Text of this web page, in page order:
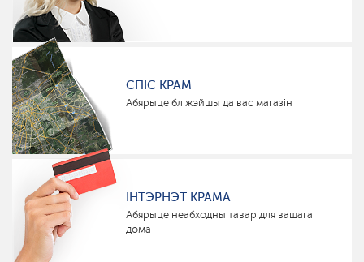
СПІС КРАМ
Абярыце бліжэйшы да вас магазін
ІНТЭРНЭТ КРАМА
Абярыце неабходны тавар для вашага
дома